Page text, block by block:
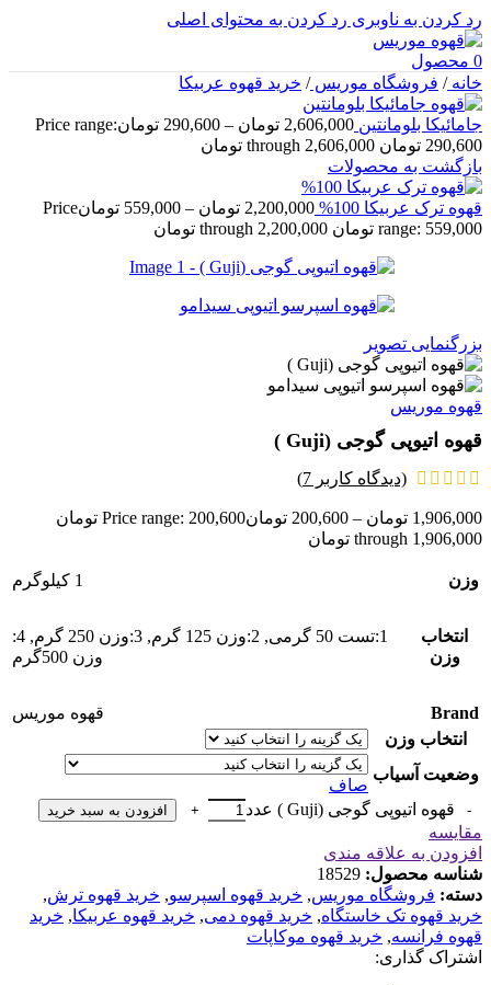
رد کردن به ناوبری رد کردن به محتوای اصلی
0 محصول
خانه/ فروشگاه موریس/ خرید قهوه عربیکا
جامائیکا بلومانتین 2,606,000 تومان –
290,600 تومانPrice range:
290,600 تومان through 2,606,000 تومان
بازگشت به محصولات
قهوه ترک عربیکا 100% 2,200,000 تومان –
559,000 تومانPrice
range: 559,000 تومان through 2,200,000 تومان
بزرگنمایی تصویر
قهوه موریس
قهوه اتیوپی گوجی (Guji )
(دیدگاه کاربر 7
)
1,906,000 تومان –
200,600 تومان
Price range: 200,600 تومان
through 1,906,000 تومان
وزن 1 کیلوگرم
انتخاب
وزن
1:تست 50 گرمی , 2:وزن 125 گرم , 3:وزن 250 گرم ,
4:
وزن 500گرم
Brand
قهوه موریس
انتخاب وزن
وضعیت آسیاب
صاف
قهوه اتیوپی گوجی (Guji ) عدد
افزودن به سبد خرید
مقایسه
افزودن به علاقه مندی
شناسه محصول: 18529
دسته: فروشگاه موریس, خرید قهوه اسپرسو, خرید قهوه ترش,
خرید قهوه تک خاستگاه, خرید قهوه دمی, خرید قهوه عربیکا, خرید
قهوه فرانسه, خرید قهوه موکاپات
اشتراک گذاری: